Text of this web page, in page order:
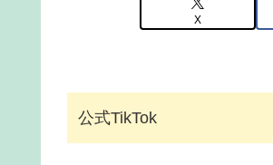
X
公式TikTok